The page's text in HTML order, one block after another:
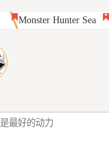
Monster Hunter Sea